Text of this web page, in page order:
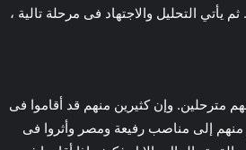
التحليل والاجتهاد فى مرحلة تالية ،
أنهم مترحلين. وإن كثيرين منهم قد أقاموا فى
منهم إلى مناصب رفيعة ومصر وأثروا فى